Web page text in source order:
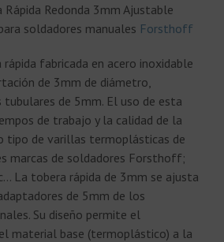
Rápida Redonda 3mm Ajustable
soldadores manuales Forsthoff
rápida fabricada en acero inoxidable
de 3mm de diámetro,
de 5mm. El uso de esta
de trabajo y la calidad de la
tipo de varillas termoplásticas de
marcas de soldadores Forsthoff;
La tobera rápida de 3mm se ajusta
de 5mm de los
Su diseño permite el
material base (termoplástico) a la